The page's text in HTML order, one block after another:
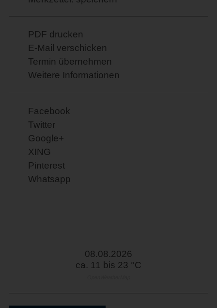
PDF drucken
E-Mail verschicken
Termin übernehmen
Weitere Informationen
Facebook
Twitter
Google+
XING
Pinterest
Whatsapp
08.08.2026
ca. 11 bis 23 °C